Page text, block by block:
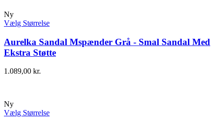
Ny
Vælg Størrelse
Aurelka Sandal Mspænder Grå - Smal Sandal Med
Ekstra Støtte
1.089,00 kr.
Ny
Vælg Størrelse